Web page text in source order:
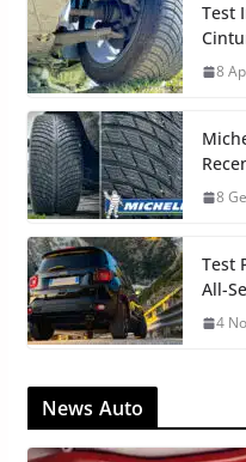
Test
8
8
Test
All-
4
News Auto